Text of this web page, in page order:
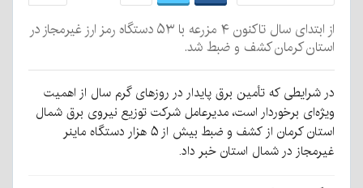
از ابتدای سال تاکنون ۴ مزرعه با ۵۳ دستگاه رمز ارز غیرمجاز در
استان کرمان کشف و ضبط شد.
در شرایطی که تأمین برق پایدار در روزهای گرم سال از اهمیت
ویژه‌ای برخوردار است، مدیرعامل شرکت توزیع نیروی برق شمال
استان کرمان از کشف و ضبط بیش از ۵ هزار دستگاه ماینر
غیرمجاز در شمال استان خبر داد.